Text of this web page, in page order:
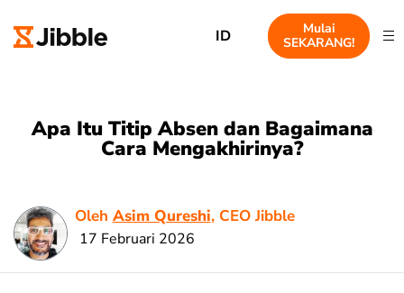
ID
Mulai
SEKARANG!
Apa Itu Titip Absen dan Bagaimana
Cara Mengakhirinya?
Oleh Asim Qureshi, CEO Jibble
17 Februari 2026